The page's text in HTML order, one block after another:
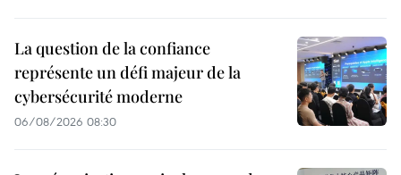
La question de la confiance
représente un défi majeur de la
cybersécurité moderne
06/08/2026 08:30